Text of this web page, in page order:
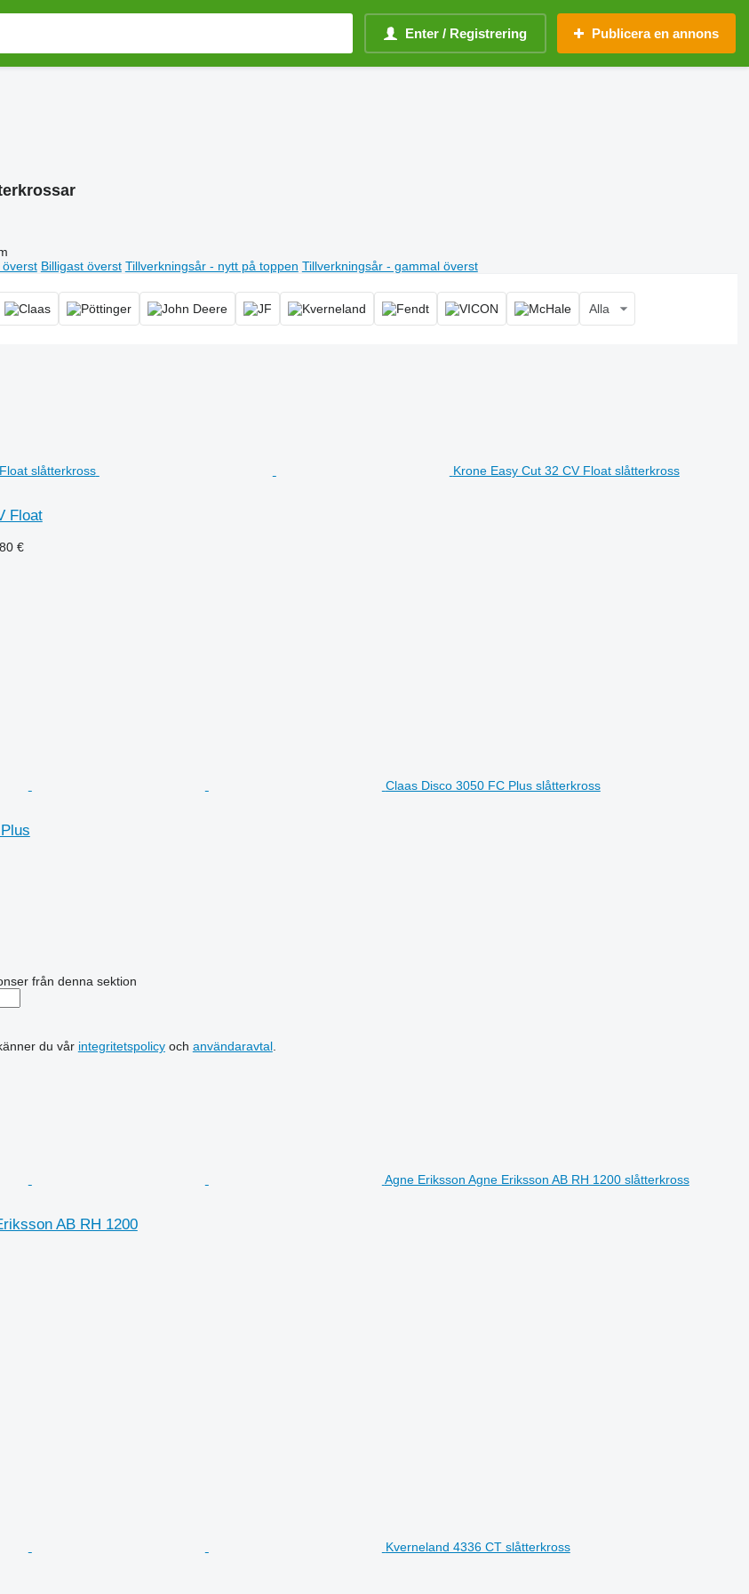
Enter / Registrering Publicera en annons
överst Billigast överst Tillverkningsår - nytt på toppen Tillverkningsår - gammal överst
Alla
Krone Easy Cut 32 CV Float slåtterkross
Float
€
Claas Disco 3050 FC Plus slåtterkross
från denna sektion
du vår integritetspolicyoch användaravtal.
Agne Eriksson Agne Eriksson AB RH 1200 slåtterkross
AB RH 1200
Kverneland 4336 CT slåtterkross